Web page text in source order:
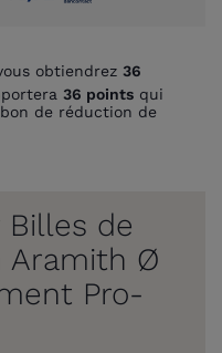
obtiendrez 36
36 points qui
de réduction de
de
Aramith Ø
Pro-